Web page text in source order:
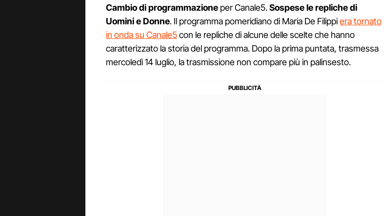
Cambio di programmazione per Canale5.Sospese le repliche di
Uomini e Donne. Il programma pomeridiano di Maria De Filippiera tornato
in onda su Canale5con le repliche di alcune delle scelte che hanno
caratterizzato la storia del programma. Dopo la prima puntata, trasmessa
mercoledì 14 luglio, la trasmissione non compare più in palinsesto.